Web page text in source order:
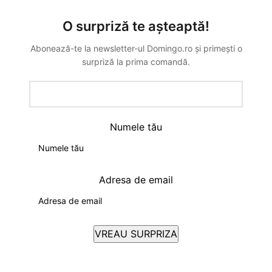
O surpriză te așteaptă!
Abonează-te la newsletter-ul Domingo.ro și primești o
surpriză la prima comandă.
Numele tău
Adresa de email